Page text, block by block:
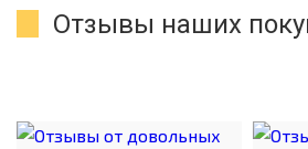
Отзывы наших